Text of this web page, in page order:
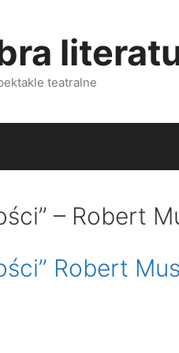
teatralne
– Robert
Robert